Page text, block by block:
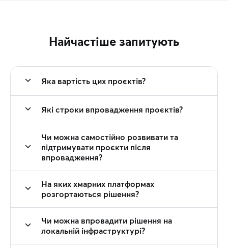
Найчастіше запитують
Яка вартість цих проєктів?
Які строки впровадження проєктів?
Чи можна самостійно розвивати та
підтримувати проєкти після
впровадження?
На яких хмарних платформах
розгортаються рішення?
Чи можна впровадити рішення на
локальній інфраструктурі?